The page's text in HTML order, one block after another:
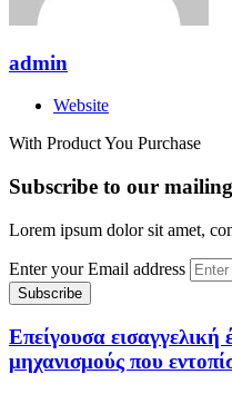
admin
Website
With Product You Purchase
Subscribe to our
Lorem ipsum dolor sit amet,
Enter your Email address
Επείγουσα εισαγγελική
μηχανισμούς που